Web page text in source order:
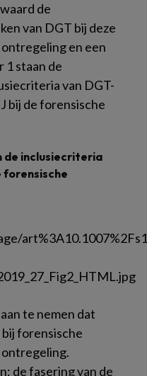
de
van DGT bij deze
en een
1 staan de
van DGT-
bij de forensische
de inclusiecriteria
forensische
te nemen dat
bij forensische
de fasering van de